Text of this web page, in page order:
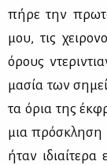
πή­ρε την
μου, τις
όρους
μα­σία των
τα όρια της
μια πρό­σκλη­ση
ήταν ιδιαί­τε­ρα